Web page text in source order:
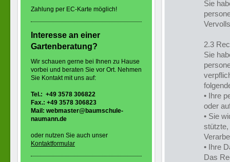
Sie
2.3
Sie
• Ihre
oder
• Sie
stützte,
• Ihre
Das
Zahlung per EC-Karte möglich!
Interesse an einer
Gartenberatung?
Wir schauen gerne bei Ihnen zu Hause
vorbei und beraten Sie vor Ort. Nehmen
Sie Kontakt mit uns auf:
Tel.: +49 3578 306822
Fax.: +49 3578 306823
Mail: webmaster@baumschule-
naumann.de
oder nutzen Sie auch unser
Kontaktformular